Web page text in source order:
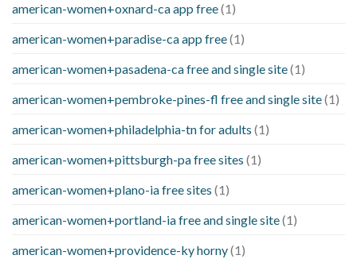
american-women+oxnard-ca app free(1)
american-women+paradise-ca app free(1)
american-women+pasadena-ca free and single site(1)
american-women+pembroke-pines-fl free and single site(1)
american-women+philadelphia-tn for adults (1)
american-women+pittsburgh-pa free sites (1)
american-women+plano-ia free sites (1)
american-women+portland-ia free and single site(1)
american-women+providence-ky horny(1)